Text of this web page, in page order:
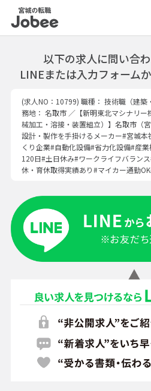
以下の求人に問い合わ
LINEまたは入力フォーム
(求人NO：10799) 職種： 技術職（建築
務地： 名取市 ／【新明東北マシナリ
械加工・溶接・装置組立）】名取市（
設計・製作を手掛けるメーカー#宮城
くり企業#自動化設備#省力化設備#産
120日#土日休み#ワークライフバラン
休・育休取得実績あり#マイカー通勤